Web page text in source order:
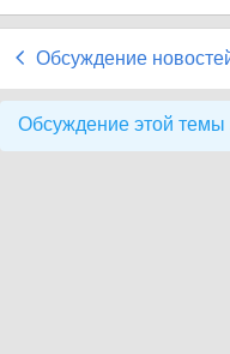
Обсуждение
Обсуждение этой